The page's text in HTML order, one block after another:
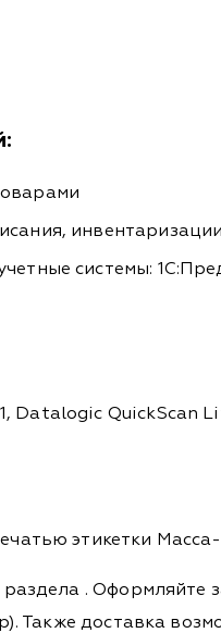
системы:
Datalogic QuickScan
этикетки
раздела . Оформляйте
Также доставка